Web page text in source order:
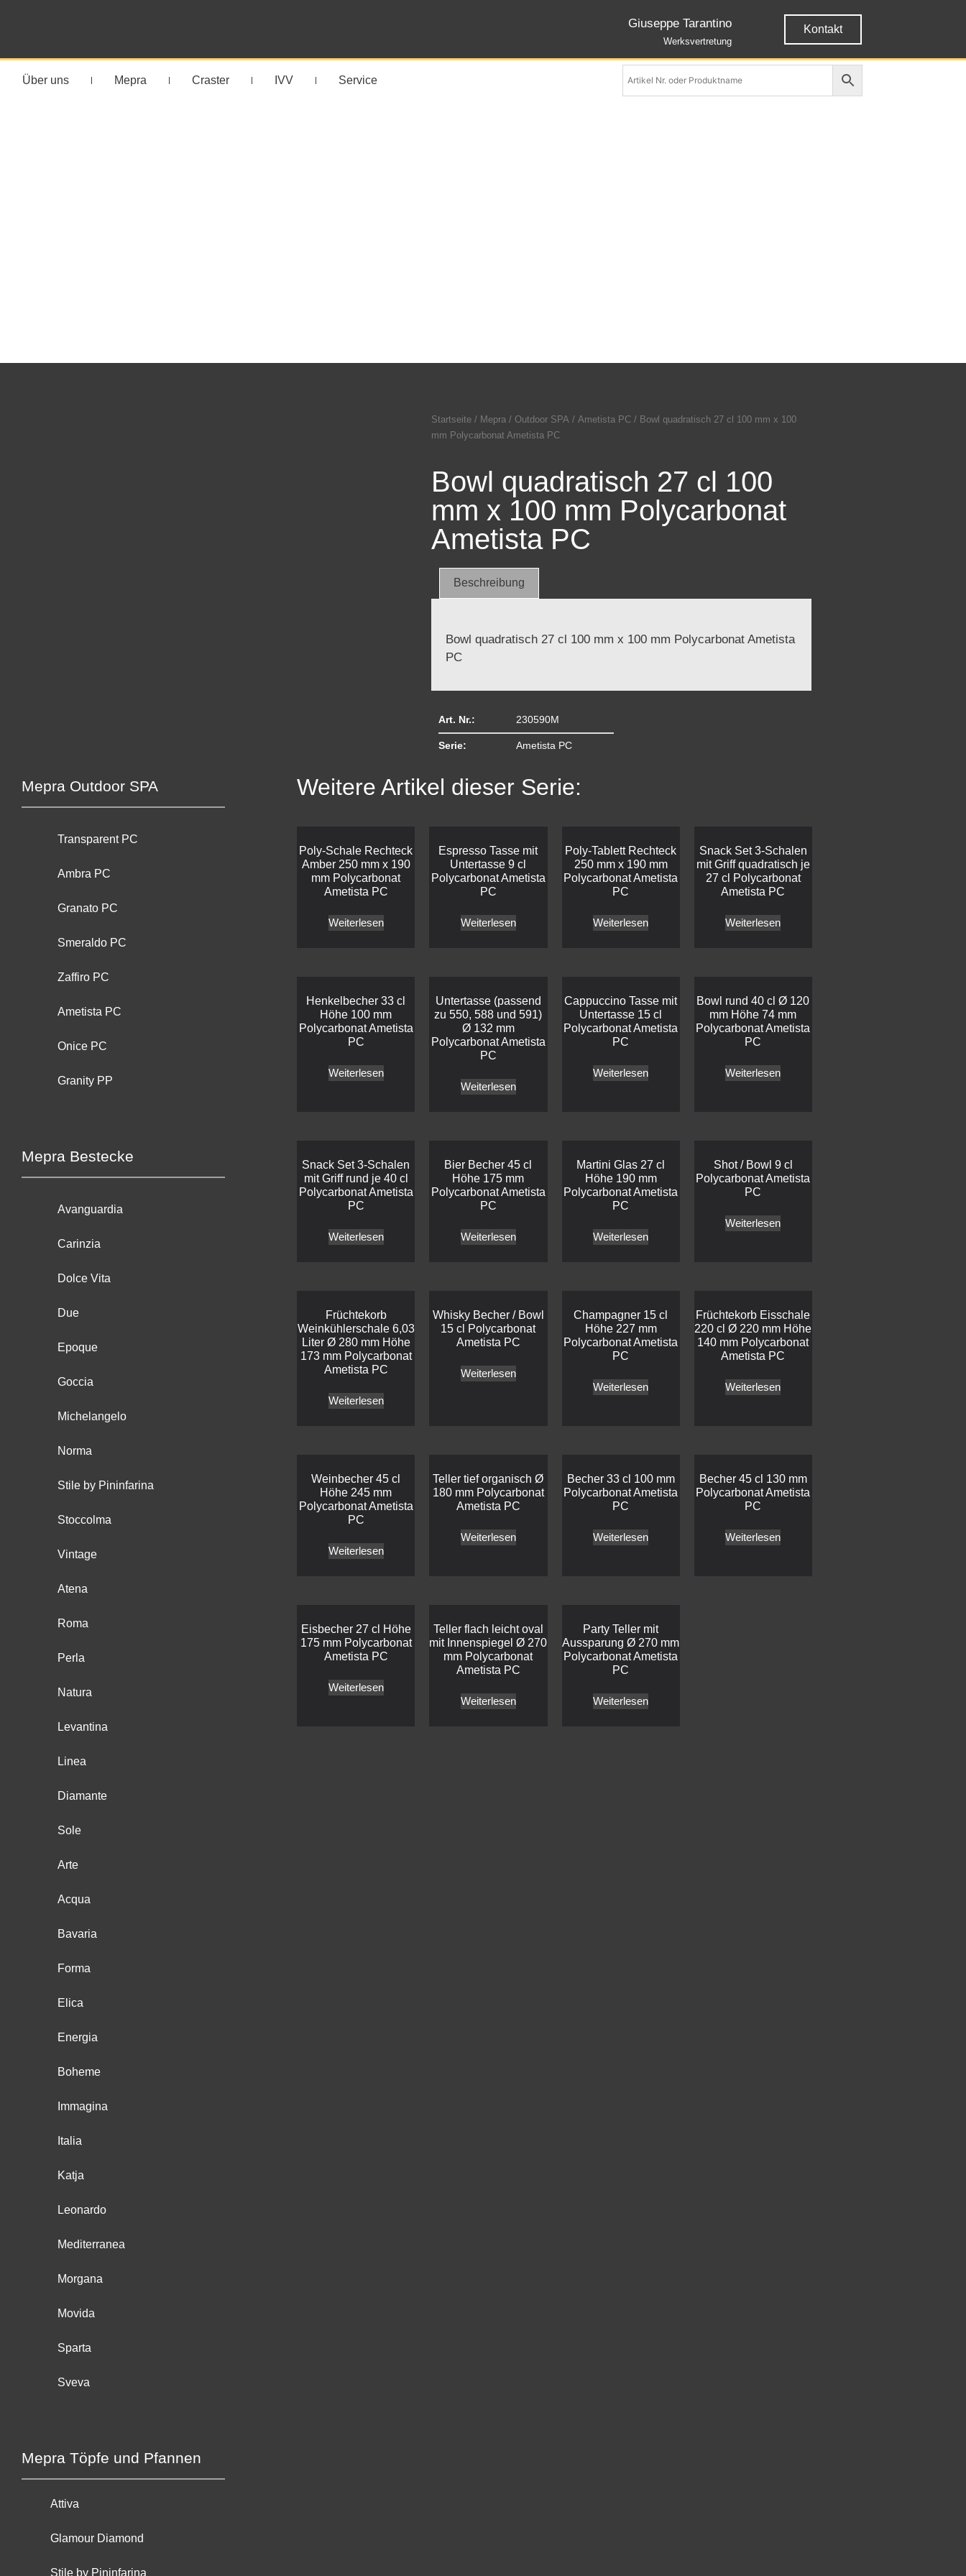
Giuseppe Tarantino
Werksvertretung
Kontakt
Über uns Mepra Craster IVV Service
Startseite / Mepra / Outdoor SPA / Ametista PC / Bowl quadratisch 27 cl 100 mm x 100
mm Polycarbonat Ametista PC
Bowl quadratisch 27 cl 100
mm x 100 mm Polycarbonat
Ametista PC
Beschreibung
Bowl quadratisch 27 cl 100 mm x 100 mm Polycarbonat Ametista
PC
Art. Nr.: 230590M
Serie: Ametista PC
Mepra Outdoor SPA
Transparent PC
Ambra PC
Granato PC
Smeraldo PC
Zaffiro PC
Ametista PC
Onice PC
Granity PP
Mepra Bestecke
Avanguardia
Carinzia
Dolce Vita
Due
Epoque
Goccia
Michelangelo
Norma
Stile by Pininfarina
Stoccolma
Vintage
Atena
Roma
Perla
Natura
Levantina
Linea
Diamante
Sole
Arte
Acqua
Bavaria
Forma
Elica
Energia
Boheme
Immagina
Italia
Katja
Leonardo
Mediterranea
Morgana
Movida
Sparta
Sveva
Mepra Töpfe und Pfannen
Attiva
Glamour Diamond
Stile by Pininfarina
Weitere Artikel dieser Serie:
Poly-Schale Rechteck
Amber 250 mm x 190
mm Polycarbonat
Ametista PC
Weiterlesen
Espresso Tasse mit
Untertasse 9 cl
Polycarbonat Ametista
PC
Weiterlesen
Poly-Tablett Rechteck
250 mm x 190 mm
Polycarbonat Ametista
PC
Weiterlesen
Snack Set 3-Schalen
mit Griff quadratisch je
27 cl Polycarbonat
Ametista PC
Weiterlesen
Henkelbecher 33 cl
Höhe 100 mm
Polycarbonat Ametista
PC
Weiterlesen
Untertasse (passend
zu 550, 588 und 591)
Ø 132 mm
Polycarbonat Ametista
PC
Weiterlesen
Cappuccino Tasse mit
Untertasse 15 cl
Polycarbonat Ametista
PC
Weiterlesen
Bowl rund 40 cl Ø 120
mm Höhe 74 mm
Polycarbonat Ametista
PC
Weiterlesen
Snack Set 3-Schalen
mit Griff rund je 40 cl
Polycarbonat Ametista
PC
Weiterlesen
Bier Becher 45 cl
Höhe 175 mm
Polycarbonat Ametista
PC
Weiterlesen
Martini Glas 27 cl
Höhe 190 mm
Polycarbonat Ametista
PC
Weiterlesen
Shot / Bowl 9 cl
Polycarbonat Ametista
PC
Weiterlesen
Früchtekorb
Weinkühlerschale 6,03
Liter Ø 280 mm Höhe
173 mm Polycarbonat
Ametista PC
Weiterlesen
Whisky Becher / Bowl
15 cl Polycarbonat
Ametista PC
Weiterlesen
Champagner 15 cl
Höhe 227 mm
Polycarbonat Ametista
PC
Weiterlesen
Früchtekorb Eisschale
220 cl Ø 220 mm Höhe
140 mm Polycarbonat
Ametista PC
Weiterlesen
Weinbecher 45 cl
Höhe 245 mm
Polycarbonat Ametista
PC
Weiterlesen
Teller tief organisch Ø
180 mm Polycarbonat
Ametista PC
Weiterlesen
Becher 33 cl 100 mm
Polycarbonat Ametista
PC
Weiterlesen
Becher 45 cl 130 mm
Polycarbonat Ametista
PC
Weiterlesen
Eisbecher 27 cl Höhe
175 mm Polycarbonat
Ametista PC
Weiterlesen
Teller flach leicht oval
mit Innenspiegel Ø 270
mm Polycarbonat
Ametista PC
Weiterlesen
Party Teller mit
Aussparung Ø 270 mm
Polycarbonat Ametista
PC
Weiterlesen